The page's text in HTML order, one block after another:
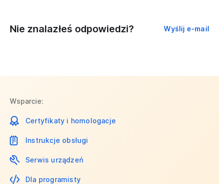
Nie znalazłeś odpowiedzi? Wyślij e-mail
Wsparcie:
Certyfikaty i homologacje
Instrukcje obsługi
Serwis urządzeń
Dla programisty